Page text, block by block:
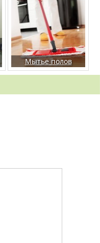
Мытье полов